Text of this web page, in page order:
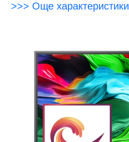
>>> Още характеристики